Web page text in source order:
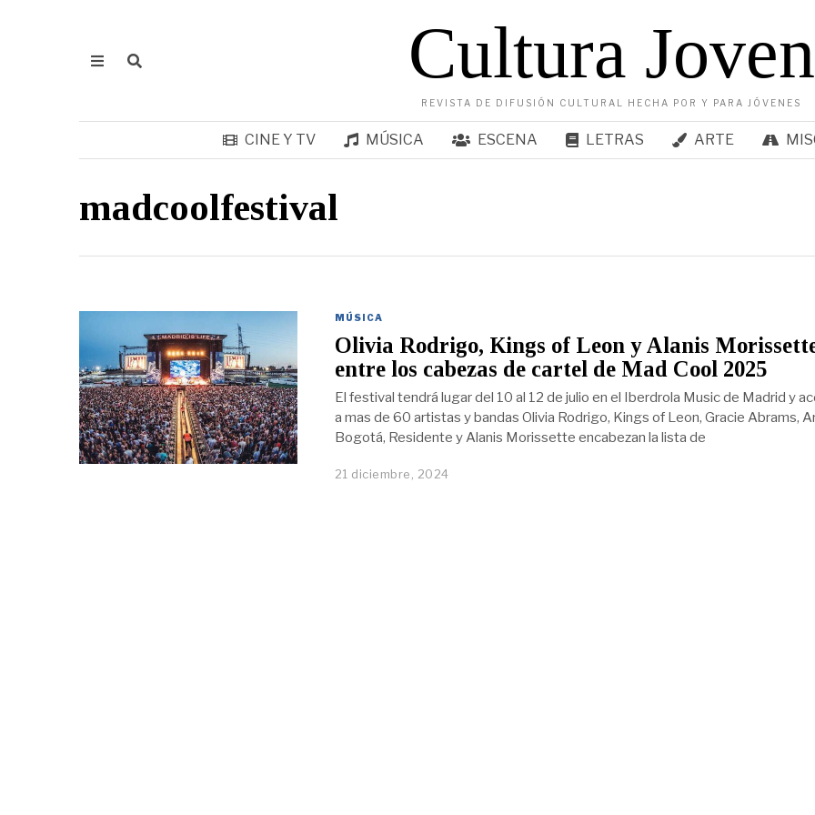
Cultura Joven
REVISTA DE DIFUSIÓN CULTURAL HECHA POR Y PARA JÓVENES
CINE Y TV MÚSICA ESCENA LETRAS ARTE
madcoolfestival
MÚSICA
Olivia Rodrigo, Kings of Leon y Alanis
entre los cabezas de cartel de Mad Cool 2025
El festival tendrá lugar del 10 al 12 de julio en el Iberdrola Music de Madrid y
a mas de 60 artistas y bandas Olivia Rodrigo, Kings of Leon, Gracie Abrams,
Bogotá, Residente y Alanis Morissette encabezan la lista de
21 diciembre, 2024